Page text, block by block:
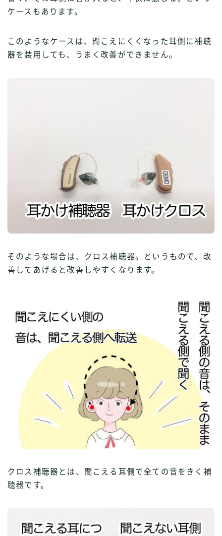
ケースもあります。
このようなケースは、聞こえにくくなった耳側に補聴
器を装用しても、うまく改善ができません。
そのような場合は、クロス補聴器。というもので、改
善してあげると改善しやすくなります。
クロス補聴器とは、聞こえる耳側で全ての音をきく補
聴器です。